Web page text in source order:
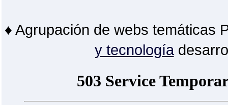
♦ Agrupación de webs temáticas
y tecnología